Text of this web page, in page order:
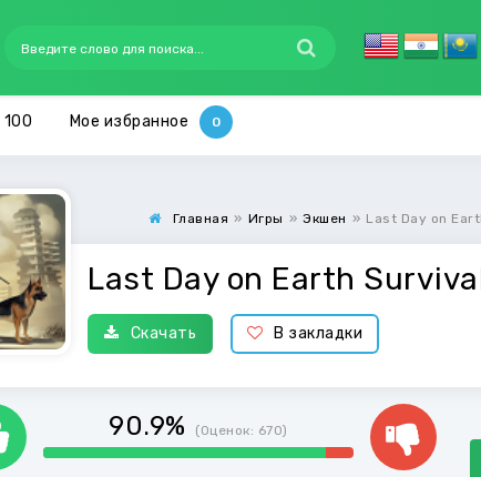
Мое избранное
Главная » Игры » Экшен » Last Day on
Last Day on Earth
Скачать В закладки
90.9% (Оценок: 670)